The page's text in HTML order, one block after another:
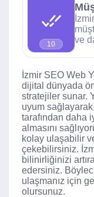
10
ve
İzmir SEO Web
dijital dünyada
stratejiler sunar.
uyum
tarafından daha
almasını
kolay ulaşabilir
çekebilirsiniz.
bilinirliğinizi
edersiniz.
ulaşmanız için
olursunuz.